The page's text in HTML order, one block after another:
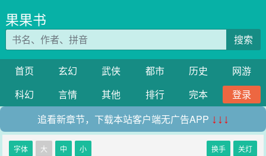
果果书
搜索
首页 玄幻 武侠 都市 历史
网游
科幻
言情 其他 排行 完本
登录
追看新章节，下载本站客户端无广告APP ↓↓↓
字体 大 中 小 换手 关灯